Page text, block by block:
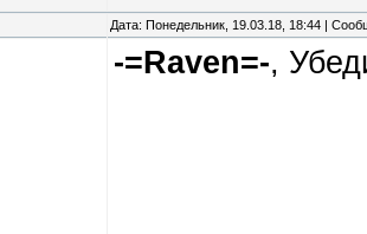
Дата: Понедельник, 19.03.18, 18:44 |
-=Raven=-,